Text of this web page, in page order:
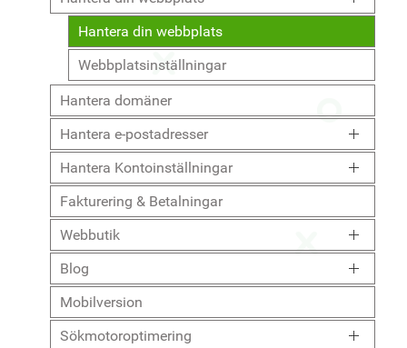
Hantera din webbplats
Webbplatsinställningar
Hantera domäner
Hantera e-postadresser
Hantera Kontoinställningar
Fakturering & Betalningar
Webbutik
Blog
Mobilversion
Sökmotoroptimering